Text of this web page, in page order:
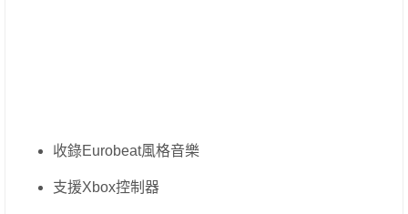
收錄Eurobeat風格音樂
支援Xbox控制器